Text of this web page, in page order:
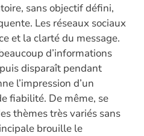
sans objectif défini,
Les réseaux sociaux
et la clarté du message.
d’informations
disparaît pendant
l’impression d’un
fiabilité. De même, se
thèmes très variés sans
brouille le